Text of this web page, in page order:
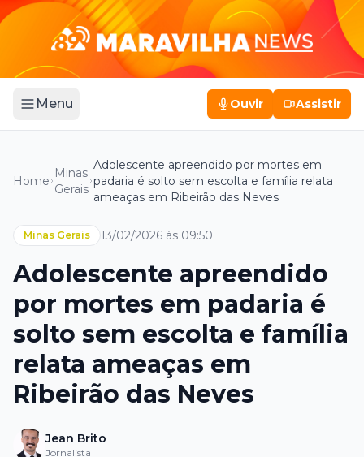
Menu Ouvir Assistir
Home
Minas
Gerais
Adolescente apreendido por mortes em
padaria é solto sem escolta e família relata
ameaças em Ribeirão das Neves
Minas Gerais 13/02/2026 às 09:50
Adolescente apreendido
por mortes em padaria é
solto sem escolta e família
relata ameaças em
Ribeirão das Neves
Jean Brito
Jornalista